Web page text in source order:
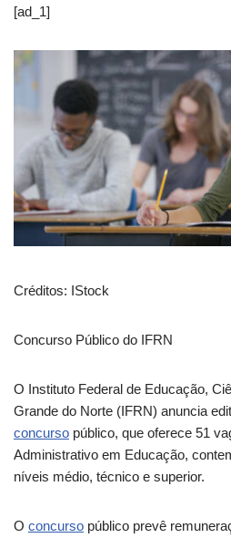
[ad_1]
Créditos: IStock
Concurso Público do IFRN
O Instituto Federal de Educação,
Grande do Norte (IFRN) anuncia
concurso público, que oferece 51
Administrativo em Educação,
níveis médio, técnico e superior.
O concurso público prevê